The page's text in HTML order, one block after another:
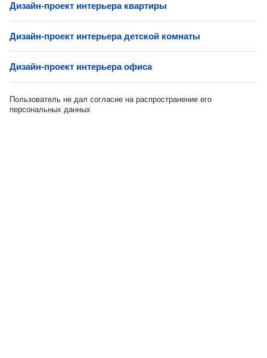
Дизайн-проект интерьера квартиры
Дизайн-проект интерьера детской комнаты
Дизайн-проект интерьера офиса
Пользователь не дал согласие на распространение его
персональных данных